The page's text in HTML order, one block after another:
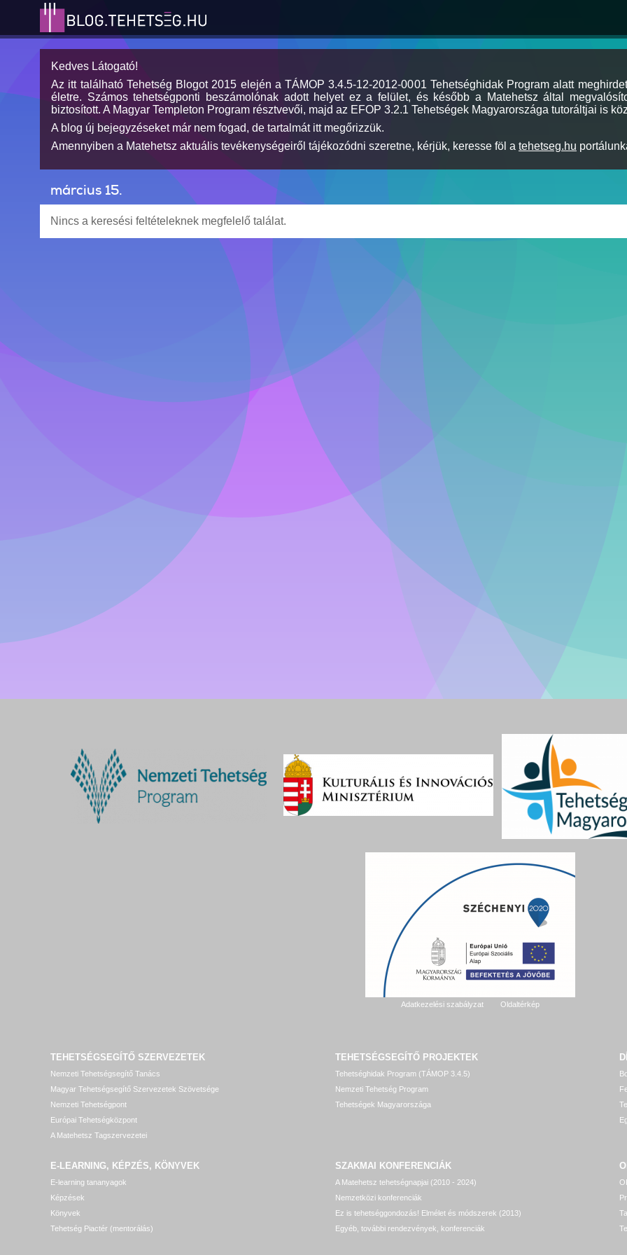
Kedves Látogató!
Az itt található Tehetség Blogot 2015 elején a TÁMOP 3.4.5-12-2012-0001 Tehetséghidak Program alatt
életre. Számos tehetségponti beszámolónak adott helyet ez a felület, és később a Matehetsz által
biztosított. A Magyar Templeton Program résztvevői, majd az EFOP 3.2.1 Tehetségek Magyarországa tutoráltjai is
A blog új bejegyzéseket már nem fogad, de tartalmát itt megőrizzük.
Amennyiben a Matehetsz aktuális tevékenységeiről tájékozódni szeretne, kérjük, keresse föl a tehetseg.hu
március 15.
Nincs a keresési feltételeknek megfelelő találat.
Adatkezelési szabályzat Oldaltérkép
TEHETSÉGSEGÍTŐ SZERVEZETEK
Nemzeti Tehetségsegítő Tanács
Magyar Tehetségsegítő Szervezetek Szövetsége
Nemzeti Tehetségpont
Európai Tehetségközpont
A Matehetsz Tagszervezetei
TEHETSÉGSEGÍTŐ PROJEKTEK
Tehetséghidak Program (TÁMOP 3.4.5)
Nemzeti Tehetség Program
Tehetségek Magyarországa
E-LEARNING, KÉPZÉS, KÖNYVEK
E-learning tananyagok
Képzések
Könyvek
Tehetség Piactér (mentorálás)
SZAKMAI KONFERENCIÁK
A Matehetsz tehetségnapjai (2010 - 2024)
Nemzetközi konferenciák
Ez is tehetséggondozás! Elmélet és módszerek (2013)
Egyéb, további rendezvények, konferenciák